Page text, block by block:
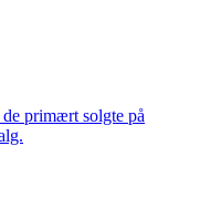
primært solgte på